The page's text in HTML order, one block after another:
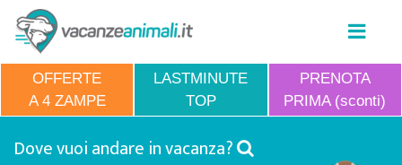
OFFERTE
A 4 ZAMPE
LASTMINUTE
TOP
PRENOTA
PRIMA (sconti)
Dove vuoi andare in vacanza?